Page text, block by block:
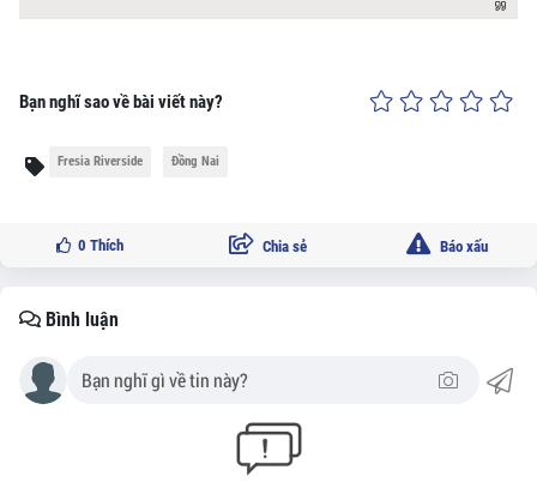
Bạn nghĩ sao về bài viết này?
Fresia Riverside Đồng Nai
0 Thích Chia sẻ Báo xấu
Bình luận